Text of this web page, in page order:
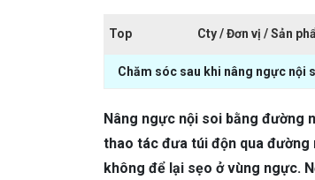
Top Cty / Đơn vị / Sản
Chăm sóc sau khi nâng ngực nội
Nâng ngực nội soi bằng đường
thao tác đưa túi độn qua đường
không để lại sẹo ở vùng ngực.